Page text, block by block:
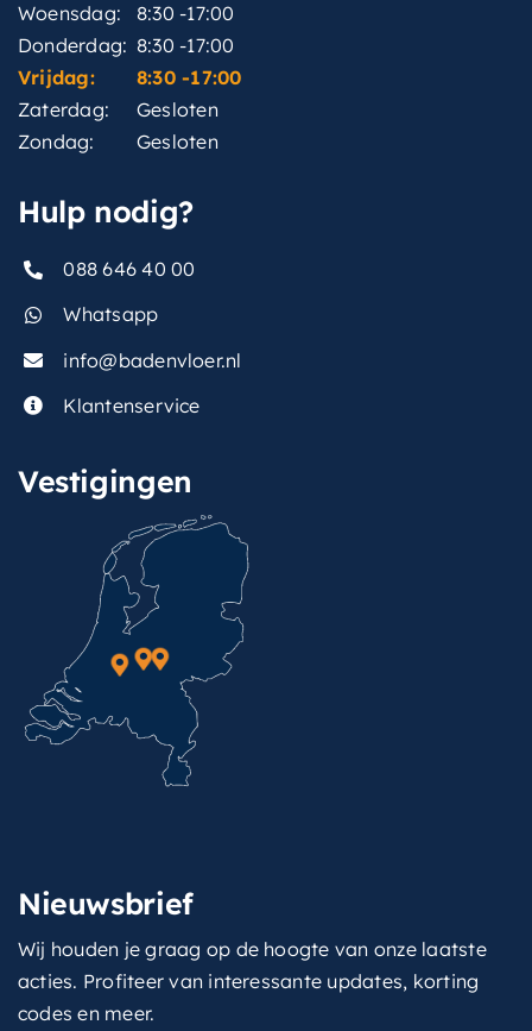
Woensdag:
8:30 -17:00
Donderdag: 8:30 -17:00
Vrijdag:
8:30 -17:00
Zaterdag:
Gesloten
Zondag:
Gesloten
Hulp nodig?
088 646 40 00
Whatsapp
info@badenvloer.nl
Klantenservice
Vestigingen
Nieuwsbrief
Wij houden je graag op de hoogte van onze laatste
acties. Profiteer van interessante updates, korting
codes en meer.